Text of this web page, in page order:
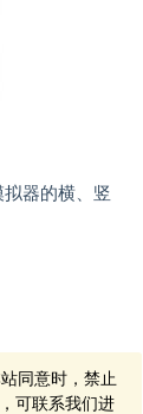
器的横、竖
同意时，禁止
可联系我们进